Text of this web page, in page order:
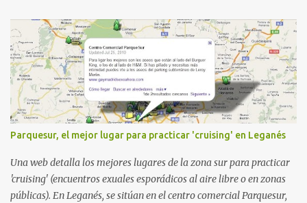
r
i
o
s
Parquesur, el mejor lugar para practicar 'cruising' en Leganés
Una web detalla los mejores lugares de la zona sur para practicar
'cruising' (encuentros exuales esporádicos al aire libre o en zonas
públicas). En Leganés, se sitúan en el centro comercial Parquesur,